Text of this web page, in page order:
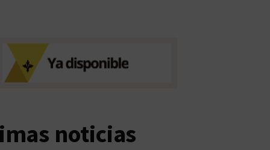
noticias